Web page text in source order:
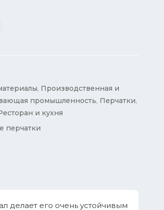
, Производственная и
промышленность, Перчатки,
и кухня
перчатки
делает его очень устойчивым